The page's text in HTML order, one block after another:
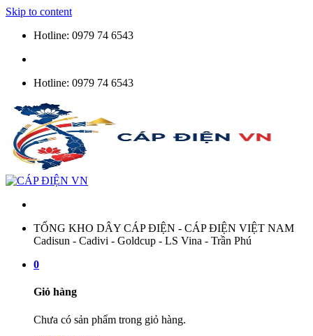
Skip to content
Hotline: 0979 74 6543
Hotline: 0979 74 6543
TỔNG KHO DÂY CÁP ĐIỆN - CÁP ĐIỆN VIỆT NAM
Cadisun - Cadivi - Goldcup - LS Vina - Trần Phú
0
Giỏ hàng
Chưa có sản phẩm trong giỏ hàng.